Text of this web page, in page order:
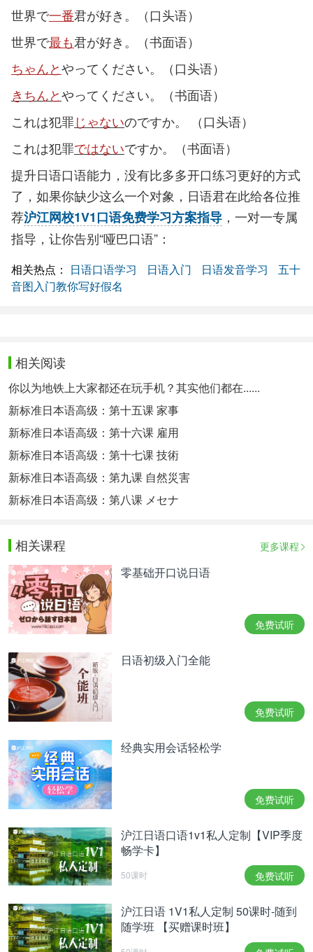
世界で一番君が好き。（口头语）
世界で最も君が好き。（书面语）
ちゃんとやってください。（口头语）
きちんとやってください。（书面语）
これは犯罪じゃないのですか。 （口头语）
これは犯罪ではないですか。（书面语）
提升日语口语能力，没有比多多开口练习更好的方式
了，如果你缺少这么一个对象，日语君在此给各位推
荐沪江网校1V1口语免费学习方案指导 ，一对一专属
指导，让你告别“哑巴口语”：
相关热点： 日语口语学习 日语入门 日语发音学习
五十
音图入门教你写好假名
相关阅读
你以为地铁上大家都还在玩手机？其实他们都在......
新标准日本语高级：第十五课 家事
新标准日本语高级：第十六课 雇用
新标准日本语高级：第十七课 技術
新标准日本语高级：第九课 自然災害
新标准日本语高级：第八课 メセナ
相关课程 更多课程
零基础开口说日语
免费试听
日语初级入门全能
免费试听
经典实用会话轻松学
免费试听
沪江日语口语1v1私人定制【VIP季度
畅学卡】
50课时 免费试听
沪江日语 1V1私人定制 50课时-随到
随学班 【买赠课时班】